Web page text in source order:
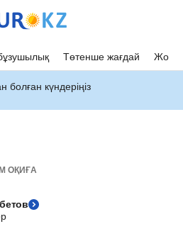
Төтенше жағдай Жол
болған күндеріңіз
ОҚИҒА